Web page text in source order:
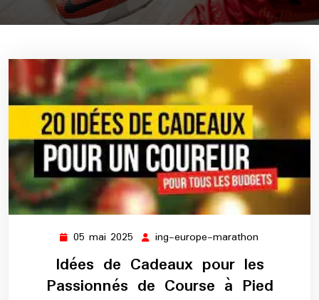
05 mai 2025 05
mai
2025
ing-europe-marathon
marathon
Idées de Cadeaux pour les
Passionnés de Course à Pied